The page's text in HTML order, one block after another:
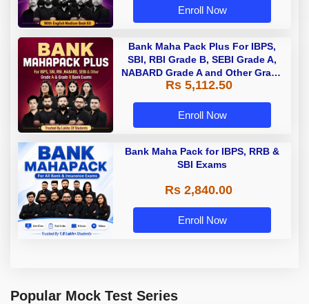
Enroll Now
Bank Maha Pack Plus For IBPS,
SBI, RBI Grade B, SEBI Grade A,
NABARD Grade A and Other Grade
A & Grade B Bank Exams
Rs 5,112.50
Enroll Now
Bank Maha Pack for IBPS, RRB &
SBI Exams
Rs 2,840.00
Enroll Now
Popular Mock Test Series